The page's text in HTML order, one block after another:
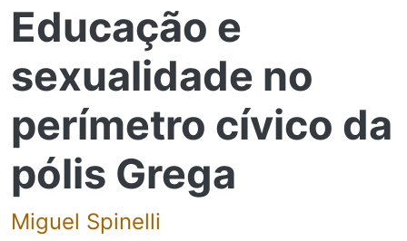
Educação e
sexualidade no
perímetro cívico da
pólis Grega
Miguel Spinelli